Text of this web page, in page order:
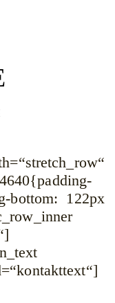
bottom: 122px